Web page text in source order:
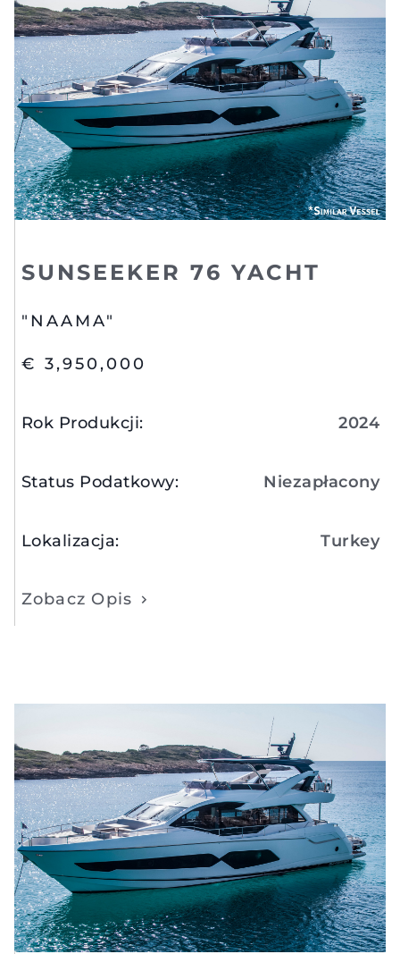
SUNSEEKER 76 YACHT
"NAAMA"
€ 3,950,000
Rok Produkcji: 2024
Status Podatkowy: Niezapłacony
Lokalizacja: Turkey
Zobacz Opis